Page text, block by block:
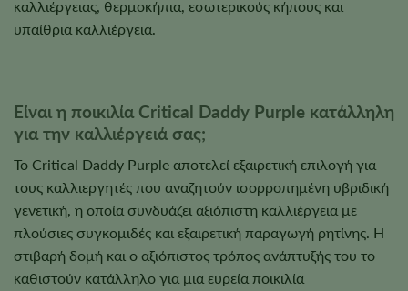
καλλιέργειας, θερμοκήπια, εσωτερικούς κήπους και
υπαίθρια καλλιέργεια.
Είναι η ποικιλία Critical Daddy Purple κατάλληλη
για την καλλιέργειά σας;
Το Critical Daddy Purple αποτελεί εξαιρετική επιλογή για
τους καλλιεργητές που αναζητούν ισορροπημένη υβριδική
γενετική, η οποία συνδυάζει αξιόπιστη καλλιέργεια με
πλούσιες συγκομιδές και εξαιρετική παραγωγή ρητίνης. Η
στιβαρή δομή και ο αξιόπιστος τρόπος ανάπτυξής του το
καθιστούν κατάλληλο για μια ευρεία ποικιλία